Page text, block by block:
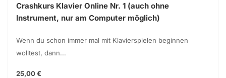
Crashkurs Klavier Online Nr. 1 (auch ohne
Instrument, nur am Computer möglich)
Wenn du schon immer mal mit Klavierspielen beginnen
wolltest, dann...
25,00 €